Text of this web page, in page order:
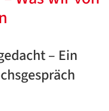
– Ein